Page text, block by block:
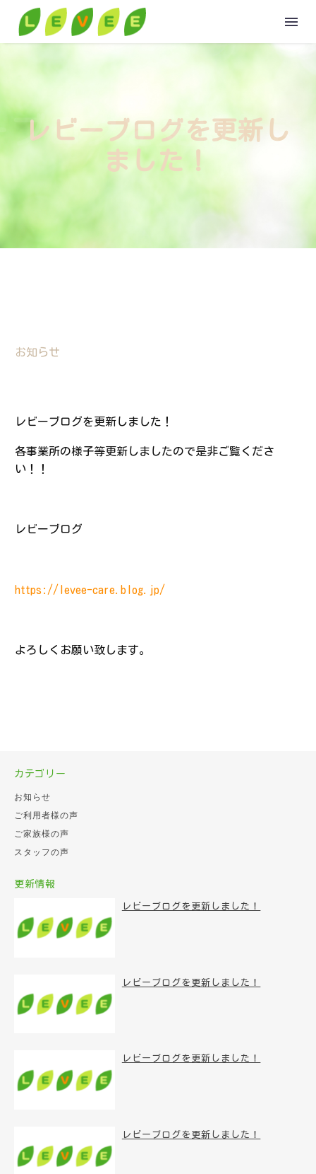
ABOUT
Contact
BLOG＆NEWS
ブログを更新しま
レビーブログを更新し
ました！
お知らせ
レビーブログを更新しました！
各事業所の様子等更新しましたので是非ご覧くださ
い！！
レビーブログ
https://levee-care.blog.jp/
よろしくお願い致します。
カテゴリー
お知らせ
ご利用者様の声
ご家族様の声
スタッフの声
更新情報
レビーブログを更新しました！
レビーブログを更新しました！
レビーブログを更新しました！
レビーブログを更新しました！